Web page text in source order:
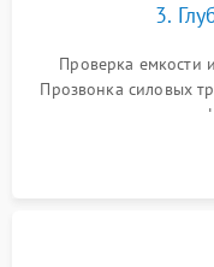
3.
Проверка емкости
Прозвонка силовых
переключения и